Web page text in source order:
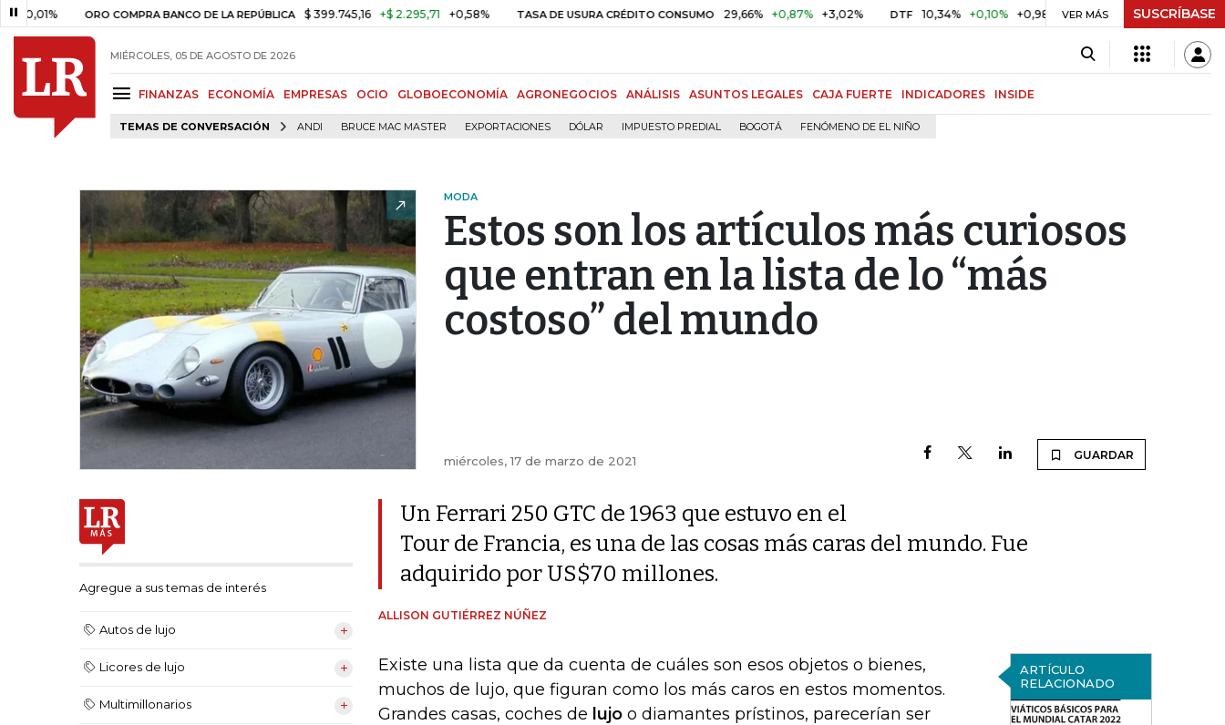
ORO COMPRA BANCO DE LA REPÚBLICA $ 399.745,16 +$ 2.295,71 +0,58% TASA DE USURA CRÉDITO CONSUMO 29,66% +0,87% +3,02% DTF 10,34% +0,10% +0,98% UVR $ 416,86 +$ 0,05 +0,01%
VER MÁS SUSCRÍBASE
MIÉRCOLES, 05 DE AGOSTO DE 2026
FINANZAS ECONOMÍA EMPRESAS OCIO GLOBOECONOMÍA AGRONEGOCIOS ANÁLISIS ASUNTOS LEGALES CAJA FUERTE INDICADORES INSIDE
TEMAS DE CONVERSACIÓN ANDI BRUCE MAC MASTER EXPORTACIONES DÓLAR IMPUESTO PREDIAL BOGOTÁ FENÓMENO DE EL NIÑO
MODA
Estos son los artículos más curiosos
que entran en la lista de lo “más
costoso” del mundo
miércoles, 17 de marzo de 2021 GUARDAR
Agregue a sus temas de interés
Autos de lujo
Licores de lujo
Multimillonarios
Un Ferrari 250 GTC de 1963 que estuvo en el
Tour de Francia, es una de las cosas más caras del mundo. Fue
adquirido por US$70 millones.
ALLISON GUTIÉRREZ NÚÑEZ
ARTÍCULO
RELACIONADO
Existe una lista que da cuenta de cuáles son esos objetos o bienes,
muchos de lujo, que figuran como los más caros en estos momentos.
Grandes casas, coches de lujo o diamantes prístinos, parecerían ser